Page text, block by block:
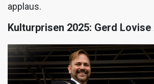
applaus.
Kulturprisen 2025: Gerd